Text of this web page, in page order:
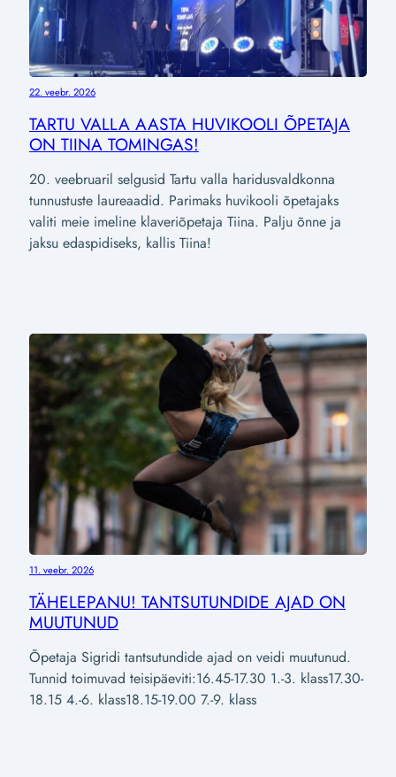
22. veebr. 2026
TARTU VALLA AASTA HUVIKOOLI ÕPETAJA
ON TIINA TOMINGAS!
20. veebruaril selgusid Tartu valla haridusvaldkonna
tunnustuste laureaadid. Parimaks huvikooli õpetajaks
valiti meie imeline klaveriõpetaja Tiina. Palju õnne ja
jaksu edaspidiseks, kallis Tiina!
11. veebr. 2026
TÄHELEPANU! TANTSUTUNDIDE AJAD ON
MUUTUNUD
Õpetaja Sigridi tantsutundide ajad on veidi muutunud.
Tunnid toimuvad teisipäeviti:16.45-17.30 1.-3. klass17.30-
18.15 4.-6. klass18.15-19.00 7.-9. klass